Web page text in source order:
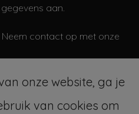
aan.
contact op met onze
onze website, ga je
van cookies om